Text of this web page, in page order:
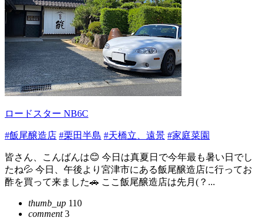
ロードスター NB6C
#飯尾醸造店 #栗田半島 #天橋立、遠景 #家庭菜園
皆さん、こんばんは😊 今日は真夏日で今年最も暑い日でし
たね💦 今日、午後より宮津市にある飯尾醸造店に行ってお
酢を買って来ました🚗 ここ飯尾醸造店は先月(？...
thumb_up 110
comment3